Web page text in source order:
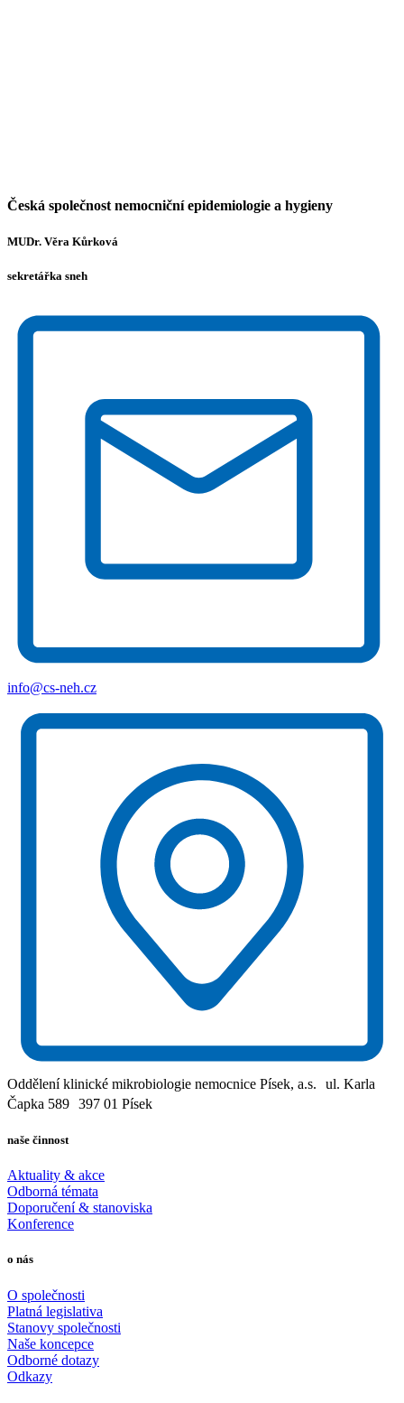
Česká společnost nemocniční epidemiologie a hygieny
MUDr. Věra Kůrková
sekretářka sneh
info@cs-neh.cz
Oddělení klinické mikrobiologie nemocnice Písek, a.s. ul. Karla
Čapka 589 397 01 Písek
naše činnost
Aktuality & akce
Odborná témata
Doporučení & stanoviska
Konference
o nás
O společnosti
Platná legislativa
Stanovy společnosti
Naše koncepce
Odborné dotazy
Odkazy